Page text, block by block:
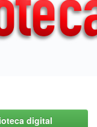
digital